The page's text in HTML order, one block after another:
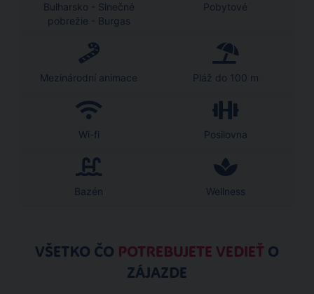
Bulharsko - Slnečné
pobrežie - Burgas
Pobytové
Mezinárodní animace Pláž do 100 m
Wi-fi Posilovna
Bazén Wellness
VŠETKO ČO POTREBUJETE VEDIEŤ O
ZÁJAZDE